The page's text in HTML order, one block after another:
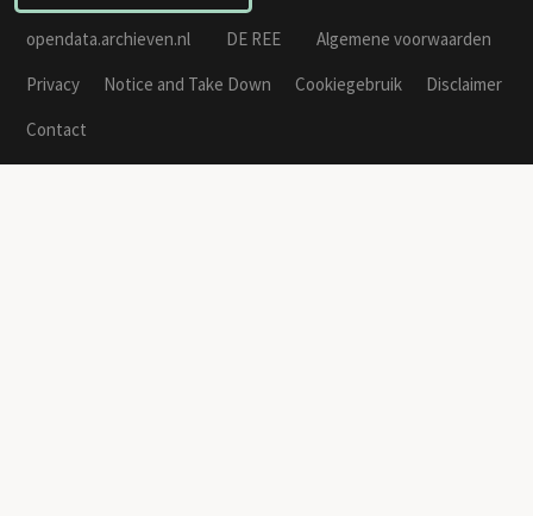
opendata.archieven.nl DE REE
Algemene voorwaarden
Privacy
Notice and Take Down Cookiegebruik
Disclaimer
Contact